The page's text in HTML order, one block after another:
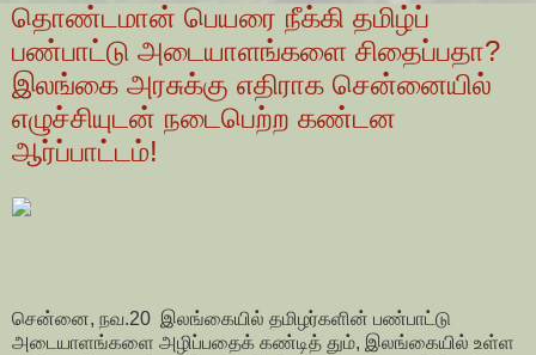
தொண்டமான் பெயரை நீக்கி தமிழ்ப்
பண்பாட்டு அடையாளங்களை சிதைப்பதா?
இலங்கை அரசுக்கு எதிராக சென்னையில்
எழுச்சியுடன் நடைபெற்ற கண்டன
ஆர்ப்பாட்டம்!
சென்னை, நவ.20 இலங்கையில் தமிழர்களின் பண்பாட்டு
அடையாளங்களை அழிப்பதைக் கண்டித் தும், இலங்கையில் உள்ள